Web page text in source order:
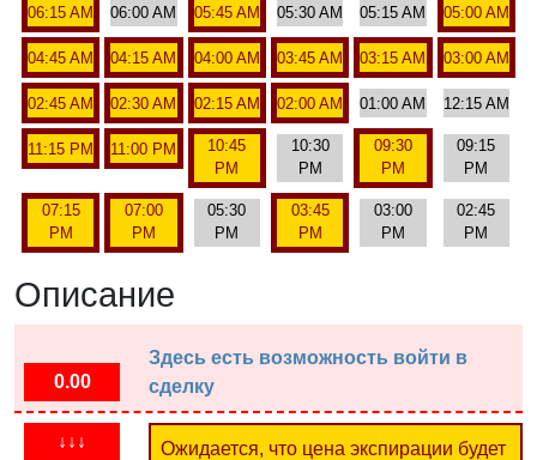
06:15 AM 06:00 AM 05:45 AM 05:30 AM 05:15 AM 05:00 AM
04:45 AM 04:15 AM 04:00 AM 03:45 AM 03:15 AM 03:00 AM
02:45 AM 02:30 AM 02:15 AM 02:00 AM 01:00 AM 12:15 AM
11:15 PM 11:00 PM
10:45
PM
10:30
PM
09:30
PM
09:15
PM
07:15
PM
07:00
PM
05:30
PM
03:45
PM
03:00
PM
02:45
PM
Описание
0.00
Здесь есть возможность войти в
сделку
↓↓↓
Ожидается, что цена экспирации будет